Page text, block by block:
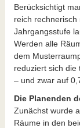
Berücksichtigt
reich
Jahrgangsstufe
Werden alle
dem
reduziert sich die
– und zwar auf
Die Planenden
Zunächst wurde
Räume in den